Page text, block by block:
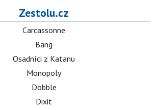
Zestolu.cz
Carcassonne
Bang
Osadníci z Katanu
Monopoly
Dobble
Dixit